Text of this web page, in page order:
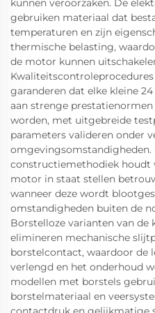
kunnen veroorzaken. De
gebruiken materiaal dat
temperaturen en zijn
thermische belasting,
de motor kunnen
garanderen dat elke kleine
aan strenge
worden, met uitgebreide
parameters valideren onder
omgevingsomstandigheden.
constructiemethodiek houdt
motor in staat stellen
wanneer deze wordt
omstandigheden buiten de
Borstelloze varianten van
elimineren mechanische
borstelcontact, waardoor de
verlengd en het onderhoud
modellen met borstels
borstelmateriaal en